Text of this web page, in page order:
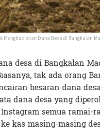
Menghabiskan Dana Desa di Bangkalan
desa di Bangkalan
tak ada orang
besaran dana
dana desa yang
Instagram semua
kas masing-masing